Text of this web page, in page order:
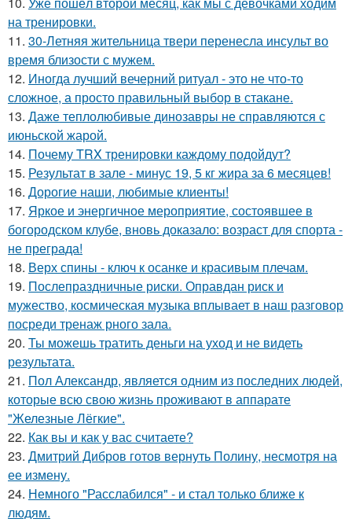
на тренировки.
11. 30-Летняя жительница твери перенесла инсульт во
время близости с мужем.
12. Иногда лучший вечерний ритуал - это не что-то
сложное, а просто правильный выбор в стакане.
13. Даже теплолюбивые динозавры не справляются с
июньской жарой.
14. Почему TRX тренировки каждому подойдут?
15. Результат в зале - минус 19, 5 кг жира за 6 месяцев!
16. Дорогие наши, любимые клиенты!
17. Яркое и энергичное мероприятие, состоявшее в
богородском клубе, вновь доказало: возраст для спорта -
не преграда!
18. Верх спины - ключ к осанке и красивым плечам.
19. Послепраздничные риски. Оправдан риск и
мужество, космическая музыка вплывает в наш разговор
посреди тренаж рного зала.
20. Ты можешь тратить деньги на уход и не видеть
результата.
21. Пол Александр, является одним из последних людей,
которые всю свою жизнь проживают в аппарате
"Железные Лёгкие".
22. Как вы и как у вас считаете?
23. Дмитрий Дибров готов вернуть Полину, несмотря на
ее измену.
24. Немного "Расслабился" - и стал только ближе к
людям.